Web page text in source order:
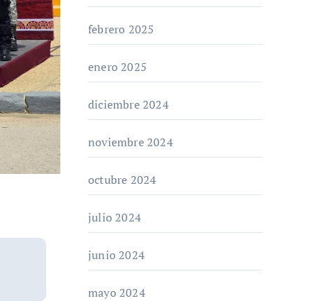
febrero 2025
enero 2025
diciembre 2024
noviembre 2024
octubre 2024
julio 2024
junio 2024
mayo 2024